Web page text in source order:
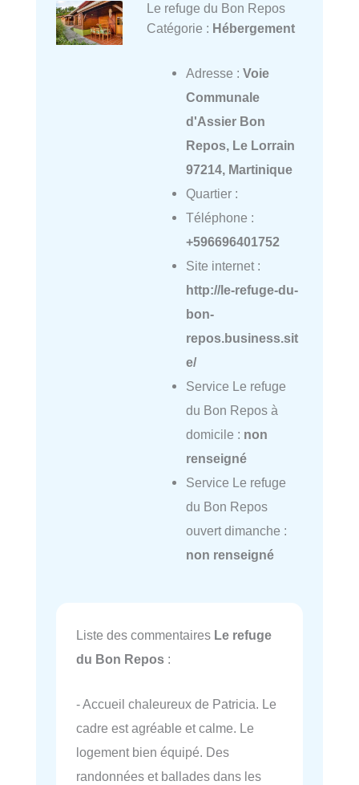
Le refuge du Bon Repos
Catégorie : Hébergement
Adresse : Voie
Communale
d'Assier Bon
Repos, Le Lorrain
97214, Martinique
Quartier :
Téléphone :
+596696401752
Site internet :
http://le-refuge-du-
bon-
repos.business.sit
e/
Service Le refuge
du Bon Repos à
domicile : non
renseigné
Service Le refuge
du Bon Repos
ouvert dimanche :
non renseigné
Liste des commentaires Le refuge
du Bon Repos :
- Accueil chaleureux de Patricia. Le
cadre est agréable et calme. Le
logement bien équipé. Des
randonnées et ballades dans les